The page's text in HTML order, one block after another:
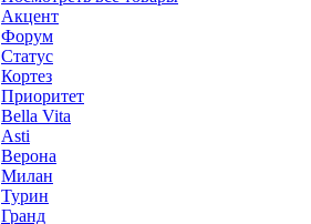
Акцент
Форум
Статус
Кортез
Приоритет
Bella Vita
Asti
Верона
Милан
Турин
Гранд